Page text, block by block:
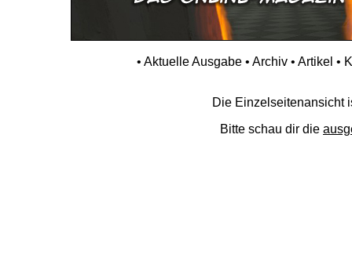
• Aktuelle Ausgabe• Archiv• Artikel •
Die Einzelseitenansicht
Bitte schau dir die